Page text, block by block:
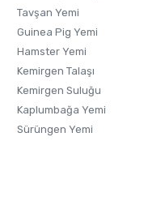
Tavşan Yemi
Guinea Pig Yemi
Hamster Yemi
Kemirgen Talaşı
Kemirgen Suluğu
Kaplumbağa Yemi
Sürüngen Yemi